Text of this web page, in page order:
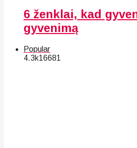
6 ženklai, kad
gyvenimą
Popular
4.3k16681